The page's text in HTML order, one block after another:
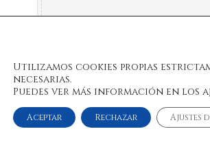
Utilizamos cookies propias
necesarias.
Puedes ver más información en los
Aceptar Rechazar Ajustes